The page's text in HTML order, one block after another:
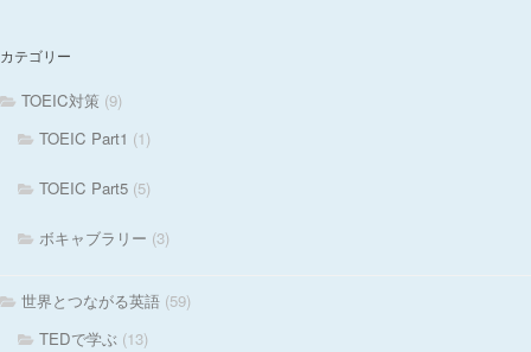
カテゴリー
TOEIC対策 (9)
TOEIC Part1 (1)
TOEIC Part5 (5)
ボキャブラリー (3)
世界とつながる英語 (59)
TEDで学ぶ (13)